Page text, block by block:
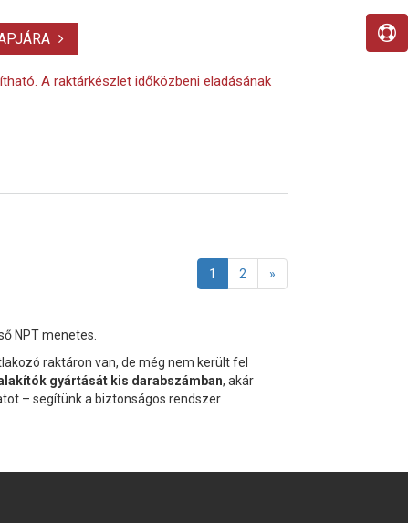
A raktárkészlet időközbeni eladásának
1 2 »
NPT menetes.
raktáron van, de még nem került fel
gyártását kis darabszámban, akár
– segítünk a biztonságos rendszer